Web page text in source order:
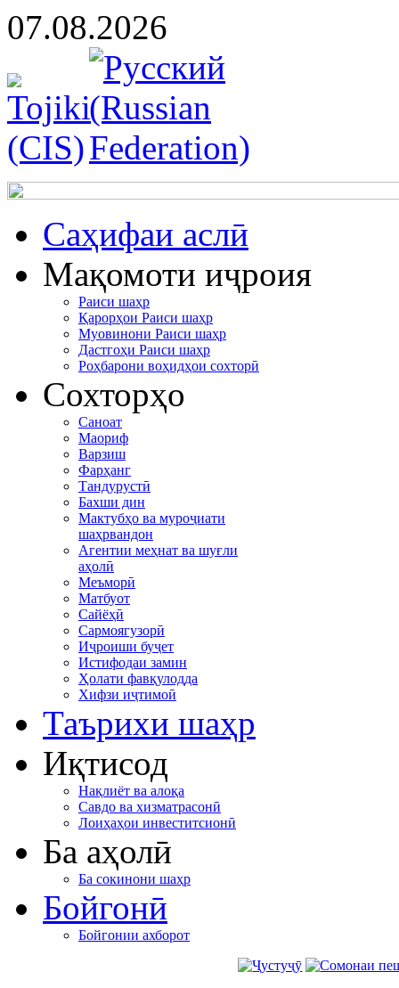
07.08.2026
Cаҳифаи аслӣ
Мақомоти иҷроия
Раиси шаҳр
Қарорҳои Раиси шаҳр
Муовинони Раиси шаҳр
Дастгоҳи Раиси шаҳр
Роҳбарони воҳидҳои сохторӣ
Сохторҳо
Саноат
Маориф
Варзиш
Фарҳанг
Тандурустӣ
Бахши дин
Мактубҳо ва муроҷиати
шаҳрвандон
Агентии меҳнат ва шуғли
аҳолӣ
Меъморӣ
Матбуот
Сайёҳӣ
Сармоягузорӣ
Иҷроиши буҷет
Истифодаи замин
Ҳолати фавқулодда
Хифзи иҷтимоӣ
Таърихи шаҳр
Иқтисод
Нақлиёт ва алоқа
Савдо ва хизматрасонӣ
Лоиҳаҳои инвеститсионӣ
Ба аҳолӣ
Ба сокинони шаҳр
Бойгонӣ
Бойгонии ахборот